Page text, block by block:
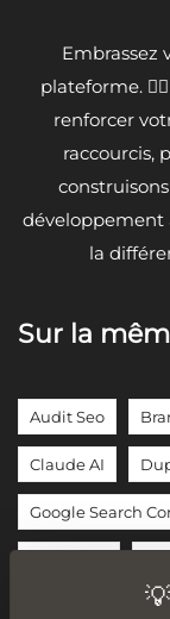
Embrassez
plateforme.
renforcer
raccourcis,
développement
la
Sur la
Audit Seo
Claude AI
Google Search
Moteur De